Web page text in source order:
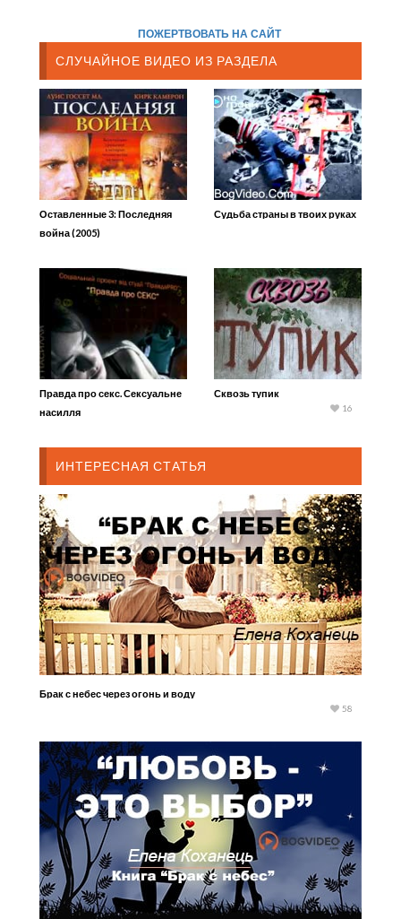
ПОЖЕРТВОВАТЬ НА САЙТ
СЛУЧАЙНОЕ ВИДЕО ИЗ РАЗДЕЛА
Оставленные 3: Последняя
война (2005)
Судьба страны в твоих руках
Правда про секс. Сексуальне
насилля
Сквозь тупик
16
ИНТЕРЕСНАЯ СТАТЬЯ
Брак с небес через огонь и воду
58